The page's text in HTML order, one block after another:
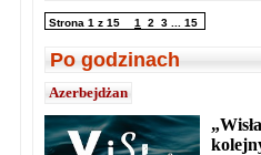
Strona 1 z 15 1 2 3 15
Po godzinach
Azerbejdżan